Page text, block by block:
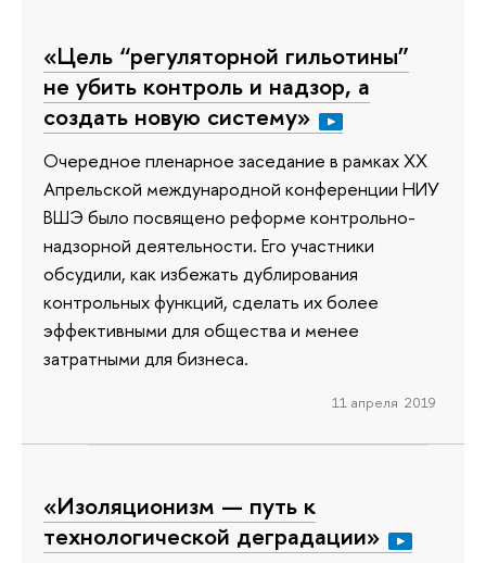
«Цель “регуляторной гильотины”
не убить контроль и надзор, а
создать новую систему»
Очередное пленарное заседание в рамках XX
Апрельской международной конференции НИУ
ВШЭ было посвящено реформе контрольно-
надзорной деятельности. Его участники
обсудили, как избежать дублирования
контрольных функций, сделать их более
эффективными для общества и менее
затратными для бизнеса.
11 апреля 2019
«Изоляционизм — путь к
технологической деградации»